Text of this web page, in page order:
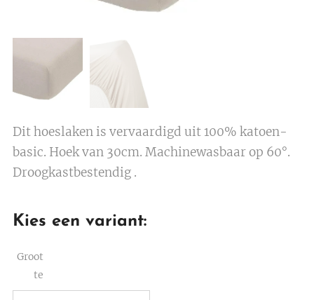
Dit hoeslaken is vervaardigd uit 100% katoen-
basic. Hoek van 30cm. Machinewasbaar op 60°.
Droogkastbestendig .
Kies een variant:
Groot
te